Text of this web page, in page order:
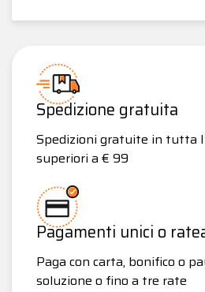
Spedizione gratuita
Spedizioni gratuite in tutta
superiori a € 99
Pagamenti unici o
Paga con carta, bonifico o
soluzione o fino a tre rate